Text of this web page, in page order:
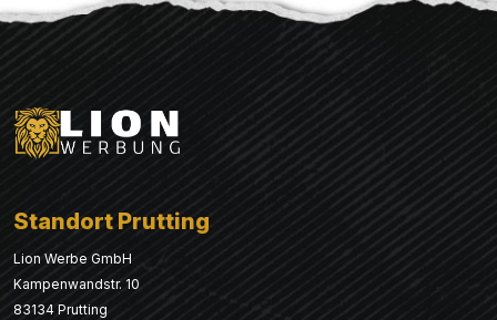
Standort Prutting
Lion Werbe GmbH
Kampenwandstr. 10
83134 Prutting